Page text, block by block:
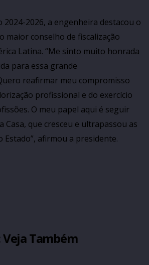
2024-2026, a engenheira destacou o
maior conselho de fiscalização
Latina. “Me sinto muito honrada
para essa grande
reafirmar meu compromisso
profissional e do exercício
O meu papel aqui é seguir
que cresceu e ultrapassou as
afirmou a presidente.
Veja Também